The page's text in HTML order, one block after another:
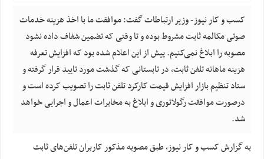
کسب و کار نیوز- وزیر ارتباطات گفت: موافقت ما با اخذ هزینه‌ خدمات
صوتی مکالمه ثابت مشروط بوده و تا وقتی که تضمین شفاف داده نشود
مصوبه را ابلاغ نمی‌کنیم. پیش از این اعلام شده بود که افزایش تعرفه
هزینه ماهانه تلفن ثابت، در تابستانی که گذشت مورد تایید قرار گرفته و
ستاد تنظیم بازار افزایش قیمت کارکرد تلفن ثابت را تصویب کرده است و
درصورت موافقت رگولاتوری و ابلاغ به مخابرات اعمال و اجرایی خواهد
شد.
به گزارش کسب و کار نیوز، طبق مصوبه مذکور کاربران تلفن‌های ثابت